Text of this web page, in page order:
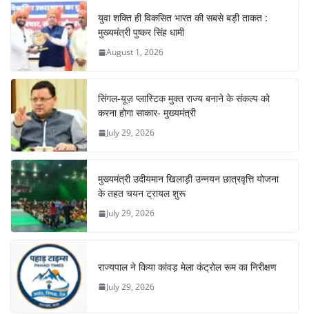
युवा शक्ति ही विकसित भारत की सबसे बड़ी ताकत :
मुख्यमंत्री पुष्कर सिंह धामी
August 1, 2026
सिंगल-यूज़ प्लास्टिक मुक्त राज्य बनाने के संकल्प को
करना होगा साकार- मुख्यमंत्री
July 29, 2026
मुख्यमंत्री उदीयमान खिलाड़ी उन्नयन छात्रवृत्ति योजना
के तहत चयन ट्रायल शुरू
July 29, 2026
राज्यपाल ने किया कांवड़ मेला कंट्रोल रूम का निरीक्षण
July 29, 2026